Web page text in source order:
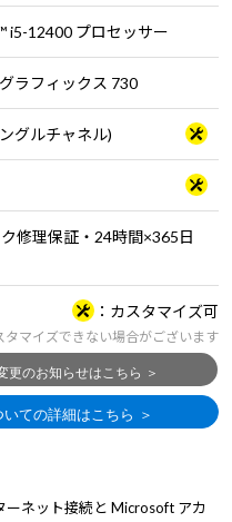
i5-12400 プロセッサー
ラフィックス 730
グルチャネル)
修理保証・24時間×365日
カスタマイズ可
マイズできない場合がございます
ネット接続と Microsoft アカ